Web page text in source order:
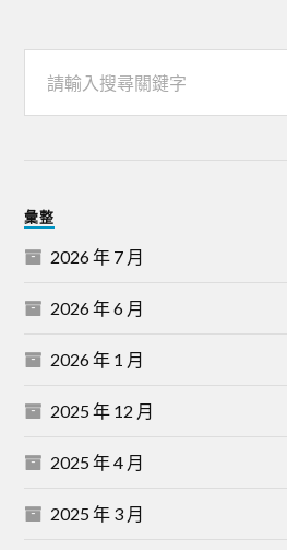
彙整
2026 年 7 月
2026 年 6 月
2026 年 1 月
2025 年 12 月
2025 年 4 月
2025 年 3 月